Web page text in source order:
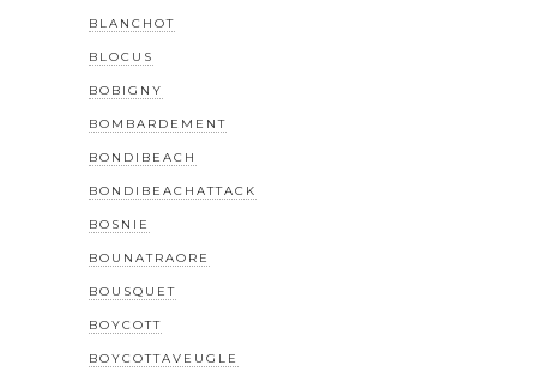
BLANCHOT
BLOCUS
BOBIGNY
BOMBARDEMENT
BONDIBEACH
BONDIBEACHATTACK
BOSNIE
BOUNATRAORE
BOUSQUET
BOYCOTT
BOYCOTTAVEUGLE